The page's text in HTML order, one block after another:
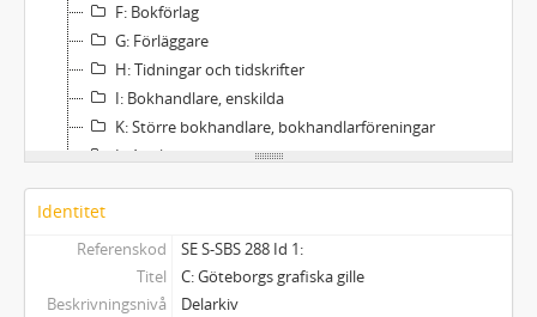
F: Bokförlag
G: Förläggare
H: Tidningar och tidskrifter
I: Bokhandlare, enskilda
K: Större bokhandlare, bokhandlarföreningar
L: Antikvariat
M: Reklambyråer
O: Privatpersoner
P: Danska helgtryck/Grafisk cirkel
Q: Norska helgtryck
Identitet
Referenskod
SE S-SBS 288 Id 1:
Titel
C: Göteborgs grafiska gille
Beskrivningsnivå
Delarkiv